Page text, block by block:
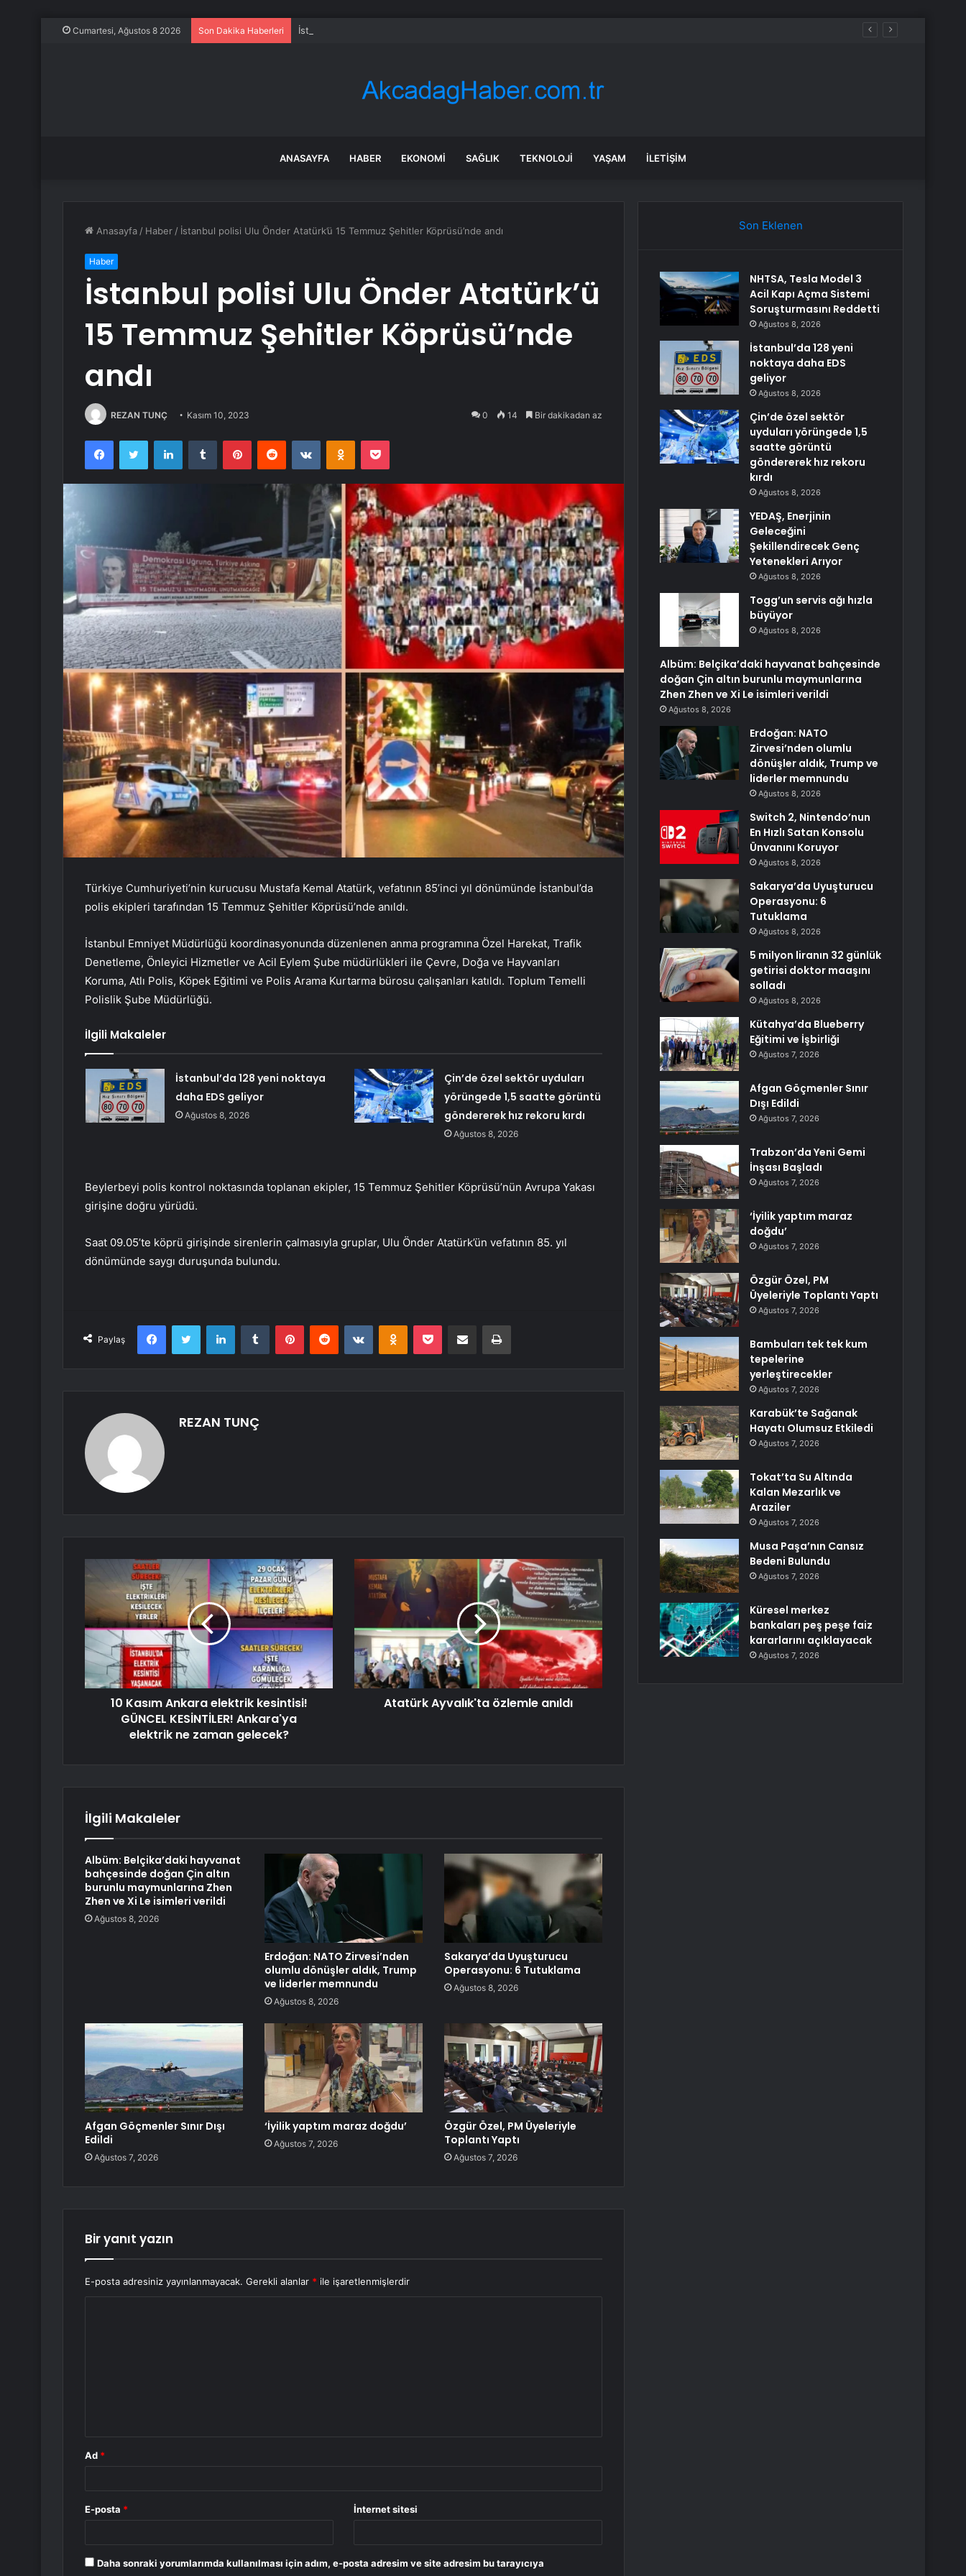
Cumartesi, Ağustos 8 2026 Son Dakika Haberleri İstanbul’da 128 yeni noktaya daha EDS geliyor
ANASAYFA HABER EKONOMI SAĞLIK TEKNOLOJI YAŞAM İLETIŞIM
Anasayfa / Haber / İstanbul polisi Ulu Önder Atatürk’ü 15 Temmuz Şehitler Köprüsü’nde andı
Haber
İstanbul polisi Ulu Önder Atatürk’ü
15 Temmuz Şehitler Köprüsü’nde
andı
REZAN TUNÇ Kasım 10, 2023 0 14 Bir dakikadan az
FacebookTwitter LinkedInTumblr PinterestReddit VKontakteOdnoklassniki
Pocket
Türkiye Cumhuriyeti’nin kurucusu Mustafa Kemal Atatürk, vefatının 85’inci yıl dönümünde İstanbul’da
polis ekipleri tarafından 15 Temmuz Şehitler Köprüsü’nde anıldı.
İstanbul Emniyet Müdürlüğü koordinasyonunda düzenlenen anma programına Özel Harekat, Trafik
Denetleme, Önleyici Hizmetler ve Acil Eylem Şube müdürlükleri ile Çevre, Doğa ve Hayvanları
Koruma, Atlı Polis, Köpek Eğitimi ve Polis Arama Kurtarma bürosu çalışanları katıldı. Toplum Temelli
Polislik Şube Müdürlüğü.
İlgili Makaleler
İstanbul’da 128 yeni noktaya
daha EDS geliyor
Ağustos 8, 2026
Çin’de özel sektör uyduları
yörüngede 1,5 saatte görüntü
göndererek hız rekoru kırdı
Ağustos 8, 2026
Beylerbeyi polis kontrol noktasında toplanan ekipler, 15 Temmuz Şehitler Köprüsü’nün Avrupa Yakası
girişine doğru yürüdü.
Saat 09.05’te köprü girişinde sirenlerin çalmasıyla gruplar, Ulu Önder Atatürk’ün vefatının 85. yıl
dönümünde saygı duruşunda bulundu.
Paylaş
FacebookTwitter LinkedInTumblr PinterestReddit VKontakteOdnoklassniki
Pocket E-Posta ile paylaş Yazdır
REZAN TUNÇ
10 Kasım Ankara elektrik kesintisi!
GÜNCEL KESİNTİLER! Ankara'ya
elektrik ne zaman gelecek?
Atatürk Ayvalık'ta özlemle anıldı
İlgili Makaleler
Albüm: Belçika’daki hayvanat
bahçesinde doğan Çin altın
burunlu maymunlarına Zhen
Zhen ve Xi Le isimleri verildi
Ağustos 8, 2026
Erdoğan: NATO Zirvesi’nden
olumlu dönüşler aldık, Trump
ve liderler memnundu
Ağustos 8, 2026
Sakarya’da Uyuşturucu
Operasyonu: 6 Tutuklama
Ağustos 8, 2026
Afgan Göçmenler Sınır Dışı
Edildi
Ağustos 7, 2026
‘İyilik yaptım maraz doğdu’
Ağustos 7, 2026
Özgür Özel, PM Üyeleriyle
Toplantı Yaptı
Ağustos 7, 2026
Bir yanıt yazın
E-posta adresiniz yayınlanmayacak. Gerekli alanlar * ile işaretlenmişlerdir
Ad *
E-posta * İnternet sitesi
Daha sonraki yorumlarımda kullanılması için adım, e-posta adresim ve site adresim bu tarayıcıya
Son Eklenen
NHTSA, Tesla Model 3
Acil Kapı Açma Sistemi
Soruşturmasını Reddetti
Ağustos 8, 2026
İstanbul’da 128 yeni
noktaya daha EDS
geliyor
Ağustos 8, 2026
Çin’de özel sektör
uyduları yörüngede 1,5
saatte görüntü
göndererek hız rekoru
kırdı
Ağustos 8, 2026
YEDAŞ, Enerjinin
Geleceğini
Şekillendirecek Genç
Yetenekleri Arıyor
Ağustos 8, 2026
Togg’un servis ağı hızla
büyüyor
Ağustos 8, 2026
Albüm: Belçika’daki hayvanat bahçesinde
doğan Çin altın burunlu maymunlarına
Zhen Zhen ve Xi Le isimleri verildi
Ağustos 8, 2026
Erdoğan: NATO
Zirvesi’nden olumlu
dönüşler aldık, Trump ve
liderler memnundu
Ağustos 8, 2026
Switch 2, Nintendo’nun
En Hızlı Satan Konsolu
Ünvanını Koruyor
Ağustos 8, 2026
Sakarya’da Uyuşturucu
Operasyonu: 6
Tutuklama
Ağustos 8, 2026
5 milyon liranın 32 günlük
getirisi doktor maaşını
solladı
Ağustos 8, 2026
Kütahya’da Blueberry
Eğitimi ve İşbirliği
Ağustos 7, 2026
Afgan Göçmenler Sınır
Dışı Edildi
Ağustos 7, 2026
Trabzon’da Yeni Gemi
İnşası Başladı
Ağustos 7, 2026
‘İyilik yaptım maraz
doğdu’
Ağustos 7, 2026
Özgür Özel, PM
Üyeleriyle Toplantı Yaptı
Ağustos 7, 2026
Bambuları tek tek kum
tepelerine
yerleştirecekler
Ağustos 7, 2026
Karabük’te Sağanak
Hayatı Olumsuz Etkiledi
Ağustos 7, 2026
Tokat’ta Su Altında
Kalan Mezarlık ve
Araziler
Ağustos 7, 2026
Musa Paşa’nın Cansız
Bedeni Bulundu
Ağustos 7, 2026
Küresel merkez
bankaları peş peşe faiz
kararlarını açıklayacak
Ağustos 7, 2026